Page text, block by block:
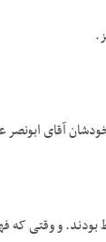
آقای
بودند. و وقتی